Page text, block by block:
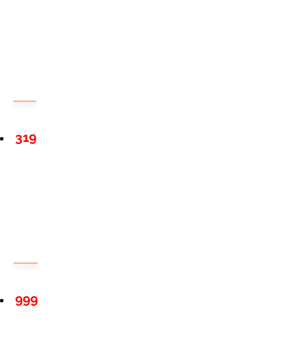
319
999